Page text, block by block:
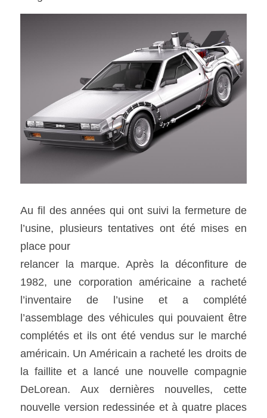
Au fil des années qui ont suivi la fermeture de
l’usine, plusieurs tentatives ont été mises en
place pour
relancer la marque. Après la déconfiture de
1982, une corporation américaine a racheté
l’inventaire de l’usine et a complété
l’assemblage des véhicules qui pouvaient être
complétés et ils ont été vendus sur le marché
américain. Un Américain a racheté les droits de
la faillite et a lancé une nouvelle compagnie
DeLorean. Aux dernières nouvelles, cette
nouvelle version redessinée et à quatre places